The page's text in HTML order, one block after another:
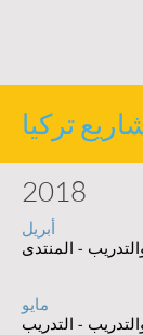
2018
أبريل
- المنتدى
مايو
- التدريب